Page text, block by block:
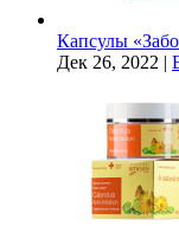
Капсулы
Дек 26, 2022 |